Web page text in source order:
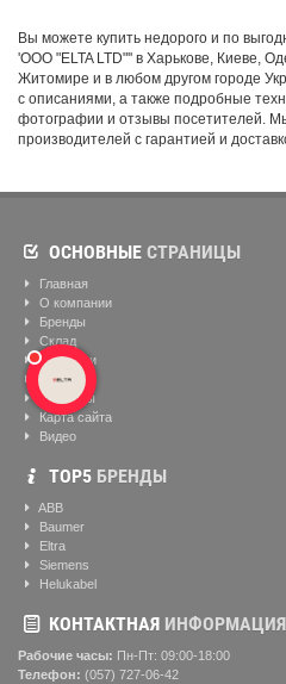
Вы можете купить недорого и по
'ООО "ELTA LTD"'' в Харькове, Киеве,
Житомире и в любом другом городе
с описаниями, а также подробные
фотографии и отзывы посетителей.
производителей с гарантией и
ОСНОВНЫЕ СТРАНИЦЫ
Главная
О компании
Бренды
Склад
Вакансии
Блог
Контакты
Карта сайта
Видео
ТОР5 БРЕНДЫ
ABB
Baumer
Eltra
Siemens
Helukabel
КОНТАКТНАЯ ИНФОРМАЦИЯ
Рабочие часы: Пн-Пт: 09:00-18:00
Телефон: (057) ‎727-06-42